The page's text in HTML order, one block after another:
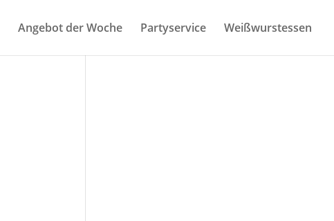
Ange­bot der Woche Par­ty­ser­vice Weiß­wurst­es­sen